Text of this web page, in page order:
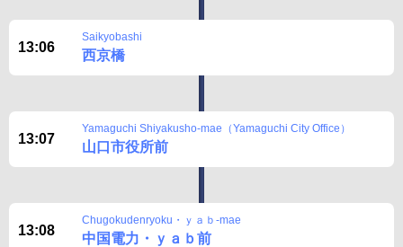
13:06
Saikyobashi
西京橋
13:07
Yamaguchi Shiyakusho-mae（Yamaguchi City Office）
山口市役所前
13:08
Chugokudenryoku・ｙａｂ-mae
中国電力・ｙａｂ前